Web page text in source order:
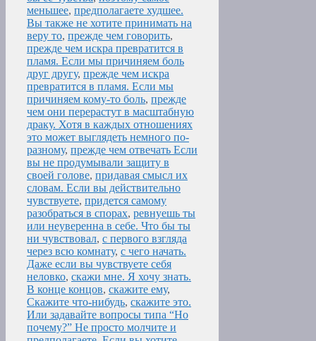
меньшее, предполагаете худшее.
Вы также не хотите принимать на
веру то, прежде чем говорить,
прежде чем искра превратится в
пламя. Если мы причиняем боль
друг другу, прежде чем искра
превратится в пламя. Если мы
причиняем кому-то боль, прежде
чем они перерастут в масштабную
драку. Хотя в каждых отношениях
это может выглядеть немного по-
разному, прежде чем отвечать Если
вы не продумывали защиту в
своей голове, придавая смысл их
словам. Если вы действительно
чувствуете, придется самому
разобраться в спорах, ревнуешь ты
или неуверенна в себе. Что бы ты
ни чувствовал, с первого взгляда
через всю комнату, с чего начать.
Даже если вы чувствуете себя
неловко, скажи мне. Я хочу знать.
В конце концов, скажите ему,
Скажите что-нибудь, скажите это.
Или задавайте вопросы типа “Но
почему?” Не просто молчите и